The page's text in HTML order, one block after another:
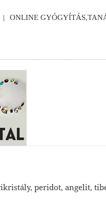
ONLINE
peridot, angelit,